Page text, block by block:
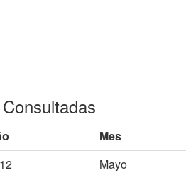
Mes
Mayo